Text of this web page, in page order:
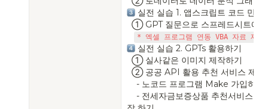
실전 실습 1. 앱스크립트 코드 만들
* 엑셀 프로그램 연동 VBA 자료 제공
실전 실습 2. GPTs 활용하기